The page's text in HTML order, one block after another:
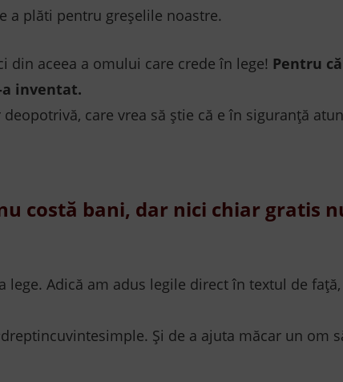
a plăti pentru greșelile noastre.
din aceea a omului care crede în lege! Pentru
inventat.
care vrea să știe că e în siguranță
costă bani, dar nici chiar gratis
Adică am adus legile direct în textul de față,
Și de a ajuta măcar un om